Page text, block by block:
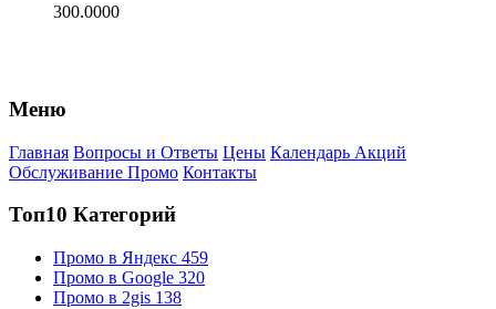
300.0000
Меню
Главная Вопросы и Ответы Цены Календарь Акций
Обслуживание Промо Контакты
Топ10 Категорий
Промо в Яндекс 459
Промо в Google 320
Промо в 2gis 138